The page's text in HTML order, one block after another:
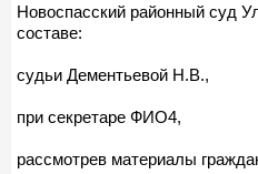
Новоспасский районный суд
составе:
судьи Дементьевой Н.В.,
при секретаре ФИО4,
рассмотрев материалы